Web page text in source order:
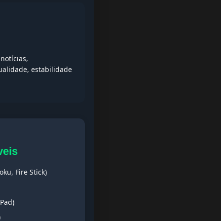
estabilidade
Fire Stick)